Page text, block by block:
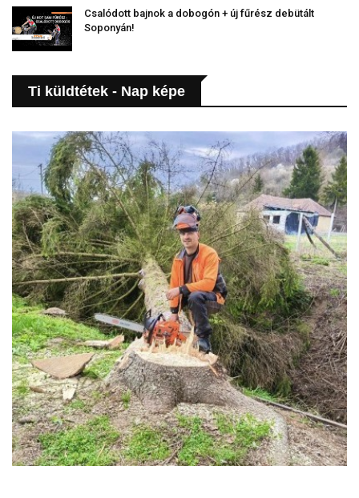
Csalódott bajnok a dobogón + új fűrész debütált
Soponyán!
Ti küldtétek - Nap képe